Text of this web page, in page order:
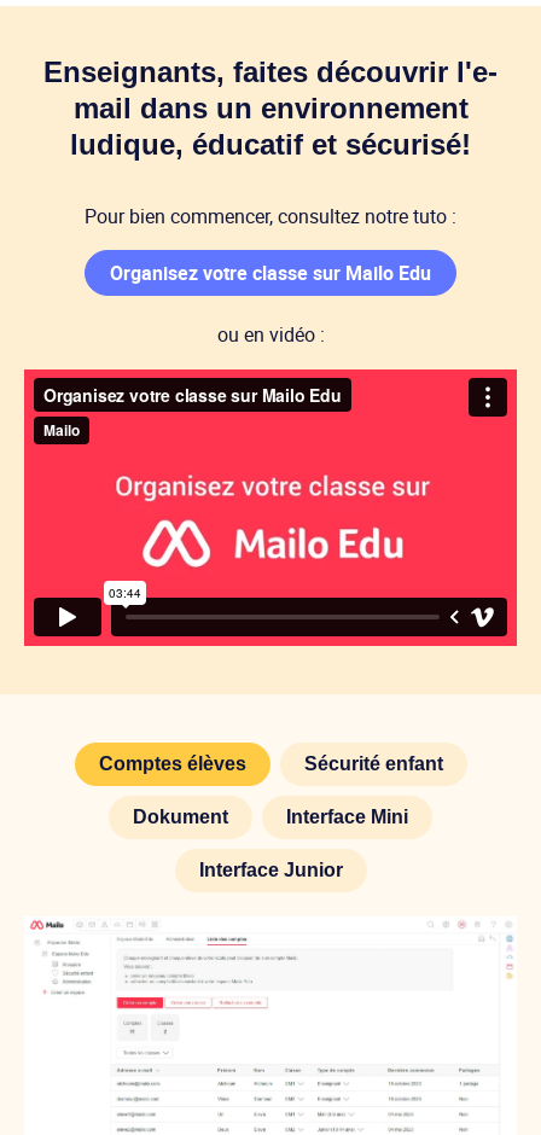
Enseignants, faites découvrir l'e-
mail dans un environnement
ludique, éducatif et sécurisé!
Pour bien commencer, consultez notre tuto :
Organisez votre classe sur Mailo Edu
ou en vidéo :
Comptes élèves Sécurité enfant
Dokument Interface Mini
Interface Junior